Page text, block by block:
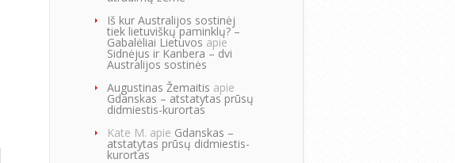
Iš kur Australijos sostinėj
tiek lietuviškų paminklų? –
Gabalėliai Lietuvos apie
Sidnėjus ir Kanbera – dvi
Australijos sostinės
Augustinas Žemaitis apie
Gdanskas – atstatytas prūsų
didmiestis-kurortas
Kate M. apie Gdanskas –
atstatytas prūsų didmiestis-
kurortas